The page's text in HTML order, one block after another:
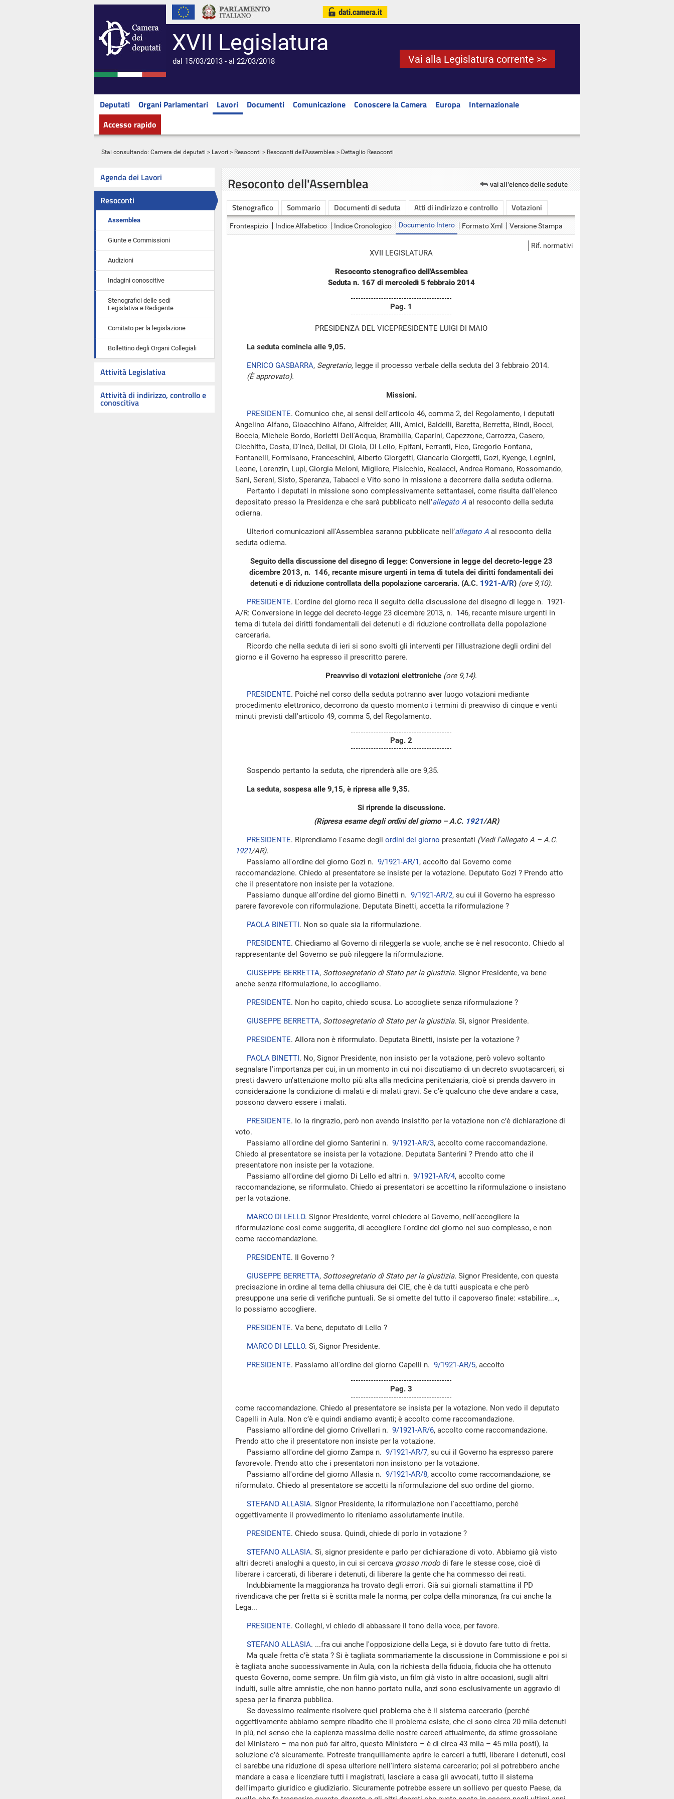
XVII Legislatura
dal 15/03/2013 - al 22/03/2018 Vai alla Legislatura corrente >>
Deputati Organi Parlamentari Lavori Documenti Comunicazione Conoscere la Camera Europa
Internazionale
Accesso rapido
Stai consultando: Camera dei deputati > Lavori > Resoconti > Resoconti dell'Assemblea > Dettaglio Resoconti
Agenda dei Lavori
Resoconti
Assemblea
Giunte e Commissioni
Audizioni
Indagini conoscitive
Stenografici delle sedi
Legislativa e Redigente
Comitato per la legislazione
Bollettino degli Organi Collegiali
Attività Legislativa
Attività di indirizzo, controllo e
conoscitiva
Resoconto dell'Assemblea vai all'elenco delle sedute
Stenografico Sommario Documenti di seduta Atti di indirizzo e controllo Votazioni
Frontespizio Indice Alfabetico Indice Cronologico Documento Intero Formato Xml Versione Stampa
Rif. normativi
XVII LEGISLATURA
Resoconto stenografico dell'Assemblea
Seduta n. 167 di mercoledì 5 febbraio 2014
Pag. 1
PRESIDENZA DEL VICEPRESIDENTE LUIGI DI MAIO
La seduta comincia alle 9,05.
ENRICO GASBARRA, Segretario, legge il processo verbale della seduta del 3 febbraio 2014.
(È approvato).
Missioni.
PRESIDENTE. Comunico che, ai sensi dell'articolo 46, comma 2, del Regolamento, i deputati
Angelino Alfano, Gioacchino Alfano, Alfreider, Alli, Amici, Baldelli, Baretta, Berretta, Bindi, Bocci,
Boccia, Michele Bordo, Borletti Dell'Acqua, Brambilla, Caparini, Capezzone, Carrozza, Casero,
Cicchitto, Costa, D'Incà, Dellai, Di Gioia, Di Lello, Epifani, Ferranti, Fico, Gregorio Fontana,
Fontanelli, Formisano, Franceschini, Alberto Giorgetti, Giancarlo Giorgetti, Gozi, Kyenge, Legnini,
Leone, Lorenzin, Lupi, Giorgia Meloni, Migliore, Pisicchio, Realacci, Andrea Romano, Rossomando,
Sani, Sereni, Sisto, Speranza, Tabacci e Vito sono in missione a decorrere dalla seduta odierna.
Pertanto i deputati in missione sono complessivamente settantasei, come risulta dall'elenco
depositato presso la Presidenza e che sarà pubblicato nell’allegato A al resoconto della seduta
odierna.
Ulteriori comunicazioni all'Assemblea saranno pubblicate nell’allegato A al resoconto della
seduta odierna.
Seguito della discussione del disegno di legge: Conversione in legge del decreto-legge 23
dicembre 2013, n. 146, recante misure urgenti in tema di tutela dei diritti fondamentali dei
detenuti e di riduzione controllata della popolazione carceraria. (A.C. 1921-A/R) (ore 9,10).
PRESIDENTE. L'ordine del giorno reca il seguito della discussione del disegno di legge n. 1921-
A/R: Conversione in legge del decreto-legge 23 dicembre 2013, n. 146, recante misure urgenti in
tema di tutela dei diritti fondamentali dei detenuti e di riduzione controllata della popolazione
carceraria.
Ricordo che nella seduta di ieri si sono svolti gli interventi per l'illustrazione degli ordini del
giorno e il Governo ha espresso il prescritto parere.
Preavviso di votazioni elettroniche (ore 9,14).
PRESIDENTE. Poiché nel corso della seduta potranno aver luogo votazioni mediante
procedimento elettronico, decorrono da questo momento i termini di preavviso di cinque e venti
minuti previsti dall'articolo 49, comma 5, del Regolamento.
Pag. 2
Sospendo pertanto la seduta, che riprenderà alle ore 9,35.
La seduta, sospesa alle 9,15, è ripresa alle 9,35.
Si riprende la discussione.
(Ripresa esame degli ordini del giorno – A.C. 1921/AR)
PRESIDENTE. Riprendiamo l'esame degli ordini del giorno presentati (Vedi l'allegato A – A.C.
1921/AR).
Passiamo all'ordine del giorno Gozi n. 9/1921-AR/1, accolto dal Governo come
raccomandazione. Chiedo al presentatore se insiste per la votazione. Deputato Gozi ? Prendo atto
che il presentatore non insiste per la votazione.
Passiamo dunque all'ordine del giorno Binetti n. 9/1921-AR/2, su cui il Governo ha espresso
parere favorevole con riformulazione. Deputata Binetti, accetta la riformulazione ?
PAOLA BINETTI. Non so quale sia la riformulazione.
PRESIDENTE. Chiediamo al Governo di rileggerla se vuole, anche se è nel resoconto. Chiedo al
rappresentante del Governo se può rileggere la riformulazione.
GIUSEPPE BERRETTA, Sottosegretario di Stato per la giustizia. Signor Presidente, va bene
anche senza riformulazione, lo accogliamo.
PRESIDENTE. Non ho capito, chiedo scusa. Lo accogliete senza riformulazione ?
GIUSEPPE BERRETTA, Sottosegretario di Stato per la giustizia. Sì, signor Presidente.
PRESIDENTE. Allora non è riformulato. Deputata Binetti, insiste per la votazione ?
PAOLA BINETTI. No, Signor Presidente, non insisto per la votazione, però volevo soltanto
segnalare l'importanza per cui, in un momento in cui noi discutiamo di un decreto svuotacarceri, si
presti davvero un'attenzione molto più alta alla medicina penitenziaria, cioè si prenda davvero in
considerazione la condizione di malati e di malati gravi. Se c’è qualcuno che deve andare a casa,
possono davvero essere i malati.
PRESIDENTE. Io la ringrazio, però non avendo insistito per la votazione non c’è dichiarazione di
voto.
Passiamo all'ordine del giorno Santerini n. 9/1921-AR/3, accolto come raccomandazione.
Chiedo al presentatore se insista per la votazione. Deputata Santerini ? Prendo atto che il
presentatore non insiste per la votazione.
Passiamo all'ordine del giorno Di Lello ed altri n. 9/1921-AR/4, accolto come
raccomandazione, se riformulato. Chiedo ai presentatori se accettino la riformulazione o insistano
per la votazione.
MARCO DI LELLO. Signor Presidente, vorrei chiedere al Governo, nell'accogliere la
riformulazione così come suggerita, di accogliere l'ordine del giorno nel suo complesso, e non
come raccomandazione.
PRESIDENTE. Il Governo ?
GIUSEPPE BERRETTA, Sottosegretario di Stato per la giustizia. Signor Presidente, con questa
precisazione in ordine al tema della chiusura dei CIE, che è da tutti auspicata e che però
presuppone una serie di verifiche puntuali. Se si omette del tutto il capoverso finale: «stabilire...»,
lo possiamo accogliere.
PRESIDENTE. Va bene, deputato di Lello ?
MARCO DI LELLO. Sì, Signor Presidente.
PRESIDENTE. Passiamo all'ordine del giorno Capelli n. 9/1921-AR/5, accolto
Pag. 3
come raccomandazione. Chiedo al presentatore se insista per la votazione. Non vedo il deputato
Capelli in Aula. Non c’è e quindi andiamo avanti; è accolto come raccomandazione.
Passiamo all'ordine del giorno Crivellari n. 9/1921-AR/6, accolto come raccomandazione.
Prendo atto che il presentatore non insiste per la votazione.
Passiamo all'ordine del giorno Zampa n. 9/1921-AR/7, su cui il Governo ha espresso parere
favorevole. Prendo atto che i presentatori non insistono per la votazione.
Passiamo all'ordine del giorno Allasia n. 9/1921-AR/8, accolto come raccomandazione, se
riformulato. Chiedo al presentatore se accetti la riformulazione del suo ordine del giorno.
STEFANO ALLASIA. Signor Presidente, la riformulazione non l'accettiamo, perché
oggettivamente il provvedimento lo riteniamo assolutamente inutile.
PRESIDENTE. Chiedo scusa. Quindi, chiede di porlo in votazione ?
STEFANO ALLASIA. Sì, signor presidente e parlo per dichiarazione di voto. Abbiamo già visto
altri decreti analoghi a questo, in cui si cercava grosso modo di fare le stesse cose, cioè di
liberare i carcerati, di liberare i detenuti, di liberare la gente che ha commesso dei reati.
Indubbiamente la maggioranza ha trovato degli errori. Già sui giornali stamattina il PD
rivendicava che per fretta si è scritta male la norma, per colpa della minoranza, fra cui anche la
Lega...
PRESIDENTE. Colleghi, vi chiedo di abbassare il tono della voce, per favore.
STEFANO ALLASIA. ...fra cui anche l'opposizione della Lega, si è dovuto fare tutto di fretta.
Ma quale fretta c’è stata ? Si è tagliata sommariamente la discussione in Commissione e poi si
è tagliata anche successivamente in Aula, con la richiesta della fiducia, fiducia che ha ottenuto
questo Governo, come sempre. Un film già visto, un film già visto in altre occasioni, sugli altri
indulti, sulle altre amnistie, che non hanno portato nulla, anzi sono esclusivamente un aggravio di
spesa per la finanza pubblica.
Se dovessimo realmente risolvere quel problema che è il sistema carcerario (perché
oggettivamente abbiamo sempre ribadito che il problema esiste, che ci sono circa 20 mila detenuti
in più, nel senso che la capienza massima delle nostre carceri attualmente, da stime grossolane
del Ministero – ma non può far altro, questo Ministero – è di circa 43 mila – 45 mila posti), la
soluzione c’è sicuramente. Potreste tranquillamente aprire le carceri a tutti, liberare i detenuti, così
ci sarebbe una riduzione di spesa ulteriore nell'intero sistema carcerario; poi si potrebbero anche
mandare a casa e licenziare tutti i magistrati, lasciare a casa gli avvocati, tutto il sistema
dell'imparto giuridico e giudiziario. Sicuramente potrebbe essere un sollievo per questo Paese, da